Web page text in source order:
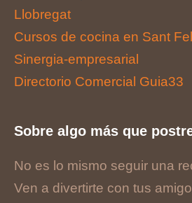
Llobregat
Cursos de cocina en Sant
Sinergia-empresarial
Directorio Comercial Guia33
Sobre algo más que
No es lo mismo seguir una
Ven a divertirte con tus